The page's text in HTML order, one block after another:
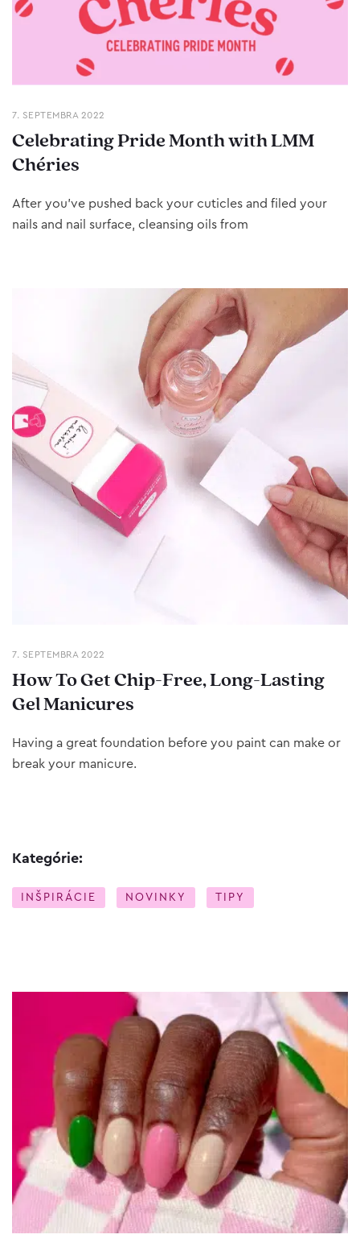
7. SEPTEMBRA 2022
Celebrating Pride Month with LMM
Chéries
After you’ve pushed back your cuticles and filed your
nails and nail surface, cleansing oils from
7. SEPTEMBRA 2022
How To Get Chip-Free, Long-Lasting
Gel Manicures
Having a great foundation before you paint can make or
break your manicure.
Kategórie:
INŠPIRÁCIE NOVINKY TIPY